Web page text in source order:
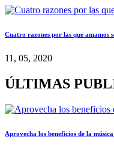
Cuatro razones por las que amamos
11, 05, 2020
ÚLTIMAS
Aprovecha los beneficios de la